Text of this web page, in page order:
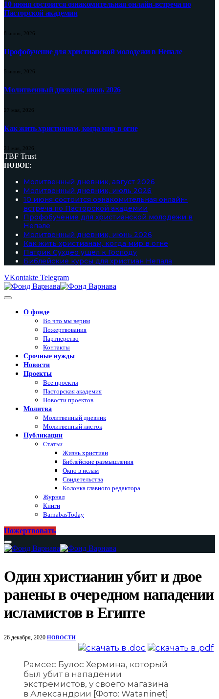
10 июня состоится ознакомительная онлайн-встреча по
Пасторской академии
8 июня, 2026
Профобучение для христианской молодежи в Непале
5 июня, 2026
Молитвенный дневник, июнь 2026
27 мая, 2026
Как жить христианам, когда мир в огне
21 мая, 2026
TBF Trust
НОВОЕ:
Молитвенный дневник, август 2026
Молитвенный дневник, июль 2026
10 июня состоится ознакомительная онлайн-
встреча по Пасторской академии
Профобучение для христианской молодежи в
Непале
Молитвенный дневник, июнь 2026
Как жить христианам, когда мир в огне
Патрик Сухдео ушел к Господу
Библейские курсы для христиан Непала
VKontakte Telegram
О фонде
Во что мы верим
Пожертвования
Партнерство
Контакты
Срочные нужды
Новости
Проекты
Все проекты
Пасторская академия
Новости проектов
Молитва
Молитвенный дневник
Молитвенный листок
Публикации
Статьи
Жизнь христиан
Библейские размышления
Окно в ислам
Свидетельства
Колонка главного редактора
Журнал
Книги
BarnabasToday
Пожертвовать
Один христианин убит и двое
ранены в очередном нападении
исламистов в Египте
26 декабря, 2020 НОВОСТИ
Рамсес Булос Хермина, который
был убит в нападении
экстремистов, у своего магазина
в Александрии [Фото: Wataninet]